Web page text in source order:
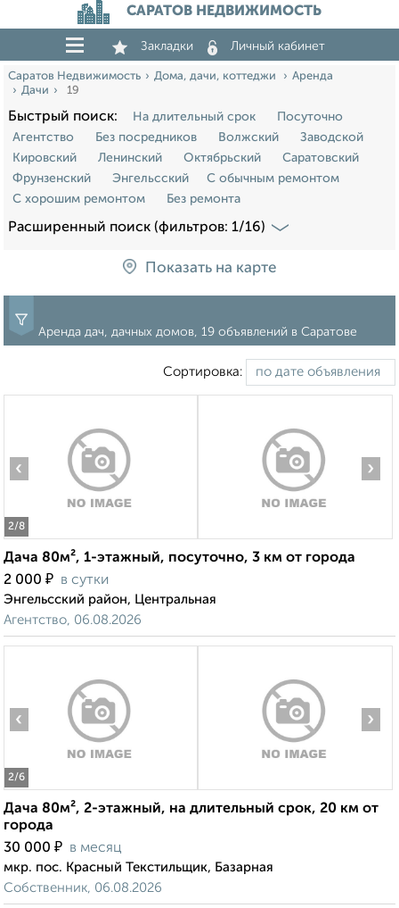
САРАТОВ НЕДВИЖИМОСТЬ
Закладки Личный кабинет
Саратов Недвижимость Дома, дачи, коттеджи
Аренда
Дачи
19
Быстрый поиск: На длительный срок
Посуточно
Агентство
Без посредников Волжский
Заводской
Кировский
Ленинский Октябрьский
Саратовский
Фрунзенский
Энгельсский
С обычным ремонтом
С хорошим ремонтом
Без ремонта
Расширенный поиск (фильтров: 1/16)
Показать на карте
Аренда дач, дачных домов, 19 объявлений в Саратове
Сортировка:
2/8
‹ ›
Дача 80м², 1-этажный, посуточно, 3 км от города
2 000 ₽ в сутки
Энгельсский район, Центральная
Агентство, 06.08.2026
2/6
‹ ›
Дача 80м², 2-этажный, на длительный срок, 20 км от
города
30 000 ₽ в месяц
мкр. пос. Красный Текстильщик, Базарная
Собственник, 06.08.2026